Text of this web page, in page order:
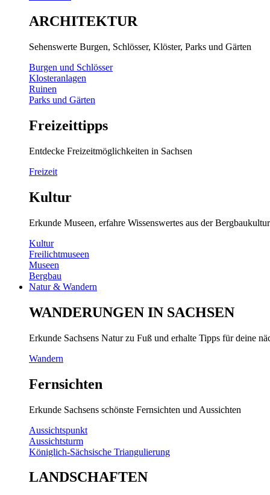
ARCHITEKTUR
Sehenswerte Burgen, Schlösser, Klöster, Parks und Gärten
Burgen und Schlösser
Klosteranlagen
Ruinen
Parks und Gärten
Freizeittipps
Entdecke Freizeitmöglichkeiten in Sachsen
Freizeit
Kultur
Erkunde Museen, erfahre Wissenswertes aus der
Kultur
Freilichtmuseen
Museen
Bergbau
Natur & Wandern
WANDERUNGEN IN SACHSEN
Erkunde Sachsens Natur zu Fuß und erhalte Tipps für deine
Wandern
Fernsichten
Erkunde Sachsens schönste Fernsichten und Aussichten
Aussichtspunkt
Aussichtsturm
Königlich-Sächsische Triangulierung
LANDSCHAFTEN